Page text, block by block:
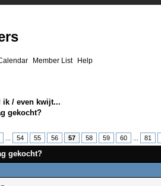
Member List Help
ik/even kwijt...
gekocht?
54 55 56 57 58 59 60 81
gekocht?